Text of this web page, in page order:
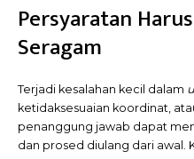
Persyaratan
Seragam
Terjadi kesalahan kecil dalam
ketidaksesuaian koordinat,
penanggung jawab dapat
dan prosed diulang dari awal.